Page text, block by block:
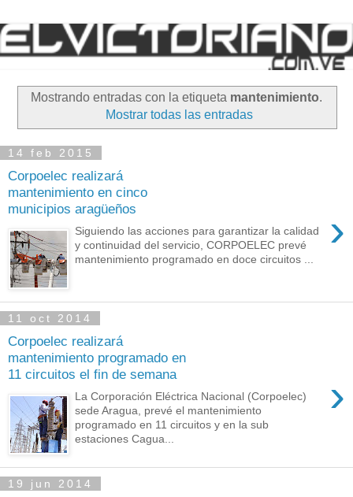
Mostrando entradas con la etiqueta mantenimiento.
Mostrar todas las entradas
14 feb 2015
Corpoelec realizará
mantenimiento en cinco
municipios aragüeños
›
Siguiendo las acciones para garantizar la calidad
y continuidad del servicio, CORPOELEC prevé
mantenimiento programado en doce circuitos ...
11 oct 2014
Corpoelec realizará
mantenimiento programado en
11 circuitos el fin de semana
›
La Corporación Eléctrica Nacional (Corpoelec)
sede Aragua, prevé el mantenimiento
programado en 11 circuitos y en la sub
estaciones Cagua...
19 jun 2014